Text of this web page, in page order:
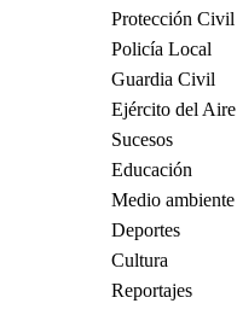
Protección Civil
Policía Local
Guardia Civil
Ejército del Aire
Sucesos
Educación
Medio ambiente
Deportes
Cultura
Reportajes